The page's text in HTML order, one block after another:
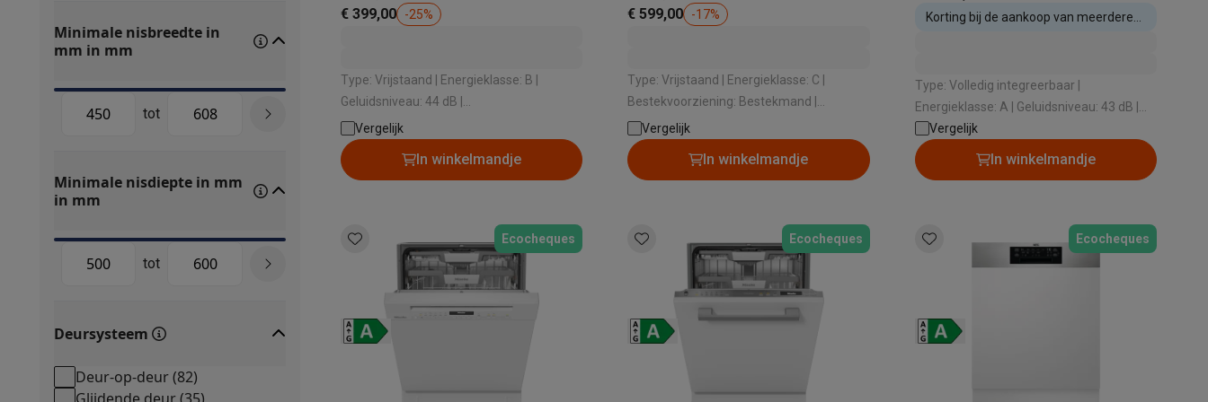
Minimale nisbreedte in
mm in mm
tot
Minimale nisdiepte in mm
in mm
tot
Deursysteem
Deur-op-deur(82)
€ 399,00
-25%
Type: Vrijstaand | Energieklasse: B |
Geluidsniveau: 44 dB |
Geluidsniveauklasse: B | Type
droogsysteem: Airdry Technology
Vergelijk
In winkelmandje
€ 599,00
-17%
Type: Vrijstaand | Energieklasse: C |
Bestekvoorziening: Bestekmand |
Geluidsniveau: 46 dB |
Geluidsniveauklasse: C
Vergelijk
In winkelmandje
Korting bij de aankoop van meerdere
Type: Volledig integreerbaar |
Energieklasse: A | Geluidsniveau: 43 dB |
Type droogsysteem:
Ventilatiedroogtechniek | Automatische
opening: Ja
Vergelijk
In winkelmandje
Ecocheques Ecocheques Ecocheques